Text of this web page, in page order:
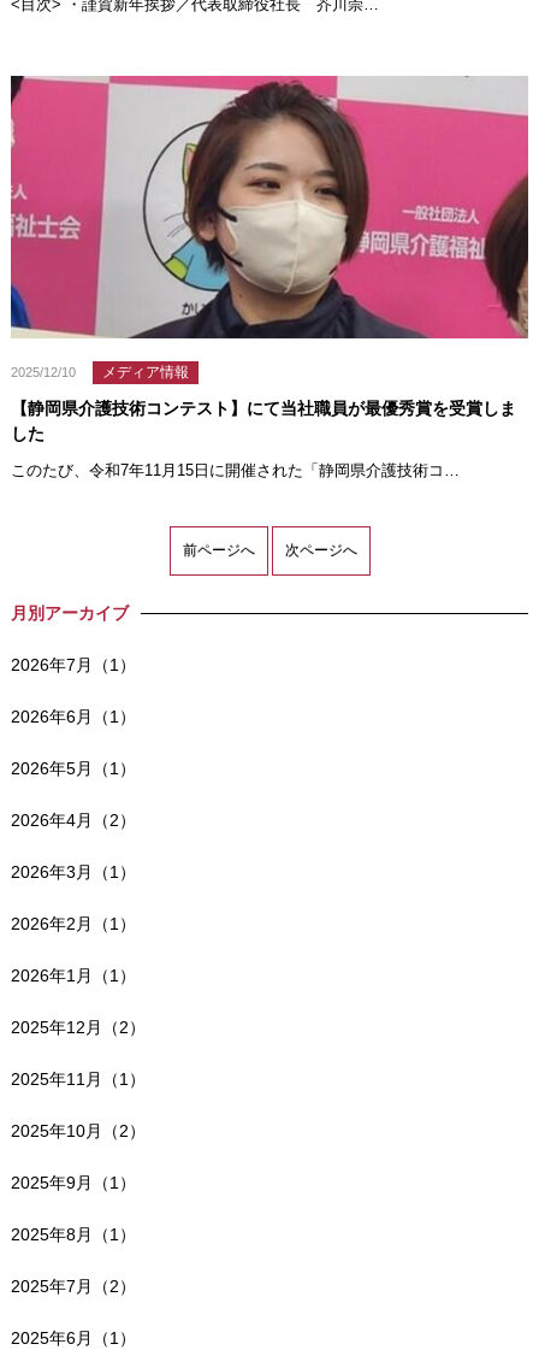
<目次> ・謹賀新年挨拶／代表取締役社長 芥川崇…
2025/12/10 メディア情報
【静岡県介護技術コンテスト】にて当社職員が最優秀賞を受賞しま
した
このたび、令和7年11月15日に開催された「静岡県介護技術コ…
前ページへ 次ページへ
月別アーカイブ
2026年7月（1）
2026年6月（1）
2026年5月（1）
2026年4月（2）
2026年3月（1）
2026年2月（1）
2026年1月（1）
2025年12月（2）
2025年11月（1）
2025年10月（2）
2025年9月（1）
2025年8月（1）
2025年7月（2）
2025年6月（1）